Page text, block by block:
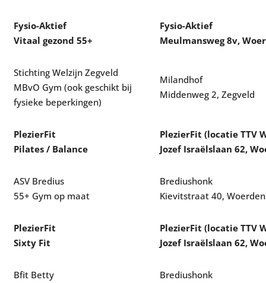
Fysio-Aktief
Vitaal gezond 55+
Fysio-Aktief
Meulmansweg 8v,
Stichting Welzijn Zegveld
MBvO Gym (ook geschikt bij
fysieke beperkingen)
Milandhof
Middenweg 2, Zegveld
PlezierFit
Pilates / Balance
PlezierFit (locatie TTV
Jozef Israëlslaan 62,
ASV Bredius
55+ Gym op maat
Brediushonk
Kievitstraat 40, Woerden
PlezierFit
Sixty Fit
PlezierFit (locatie TTV
Jozef Israëlslaan 62,
Bfit Betty
Brediushonk